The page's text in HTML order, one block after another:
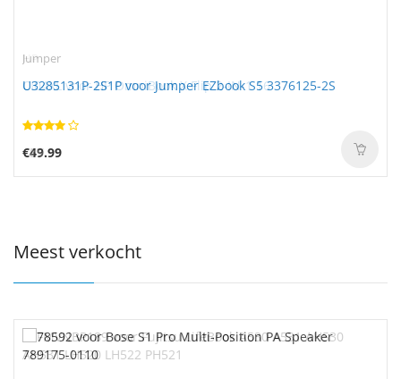
Jumper
U3285131P-2S1P voor Jumper EZbook S5 3376125-2S
€49.99
Meest verkocht